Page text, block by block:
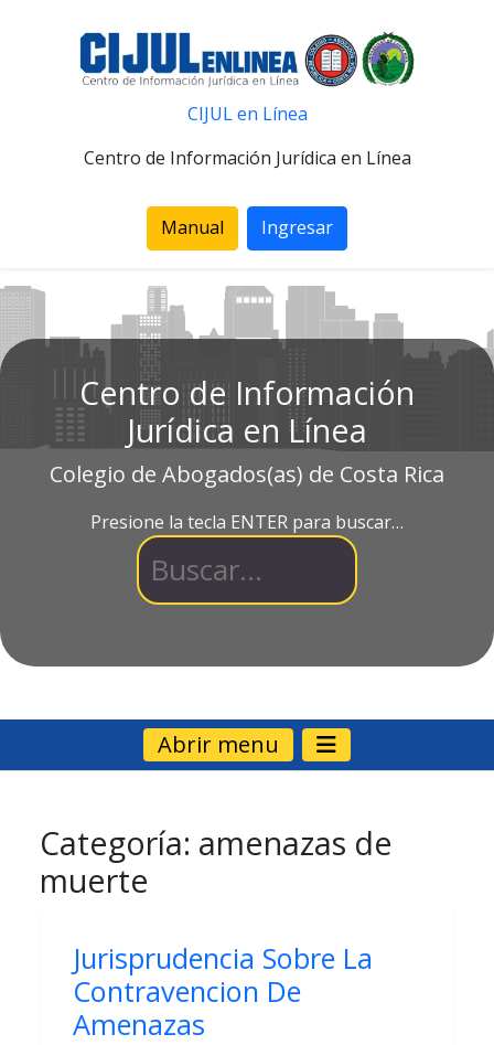
CIJUL en Línea
Centro de Información Jurídica en Línea
Manual Ingresar
Centro de Información
Jurídica en Línea
Colegio de Abogados(as) de Costa Rica
Presione la tecla ENTER para buscar…
Abrir menu
Categoría: amenazas de
muerte
Jurisprudencia Sobre La
Contravencion De
Amenazas